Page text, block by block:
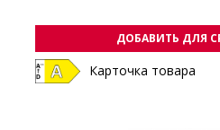
ДОБАВИТЬ ДЛЯ
Карточка товара